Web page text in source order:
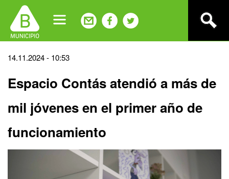
navigation
Back
top
14.11.2024 - 10:53
Espacio Contás atendió a más de
mil jóvenes en el primer año de
funcionamiento